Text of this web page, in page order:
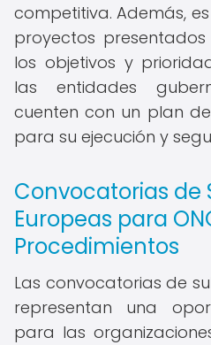
competitiva. Además,
proyectos
los objetivos y
las entidades
cuenten con un plan
para su ejecución y
Convocatorias de
Europeas para
Procedimientos
Las convocatorias de
representan una
para las